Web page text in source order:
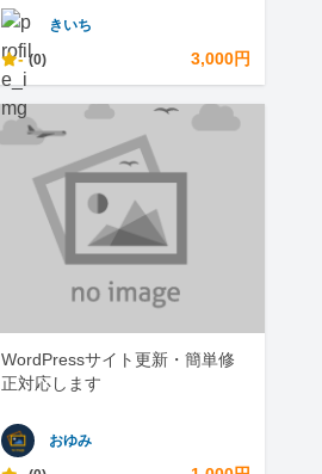
きいち
- (0) 3,000円
WordPressサイト更新・簡単修
正対応します
おゆみ